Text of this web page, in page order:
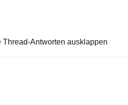
Thread-Antworten ausklappen